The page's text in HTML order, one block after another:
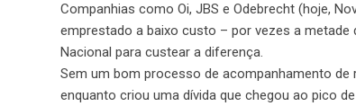
Companhias como Oi, JBS e Odebrecht (hoje,
emprestado a baixo custo – por vezes a metade
Nacional para custear a diferença.
Sem um bom processo de acompanhamento
enquanto criou uma dívida que chegou ao pico